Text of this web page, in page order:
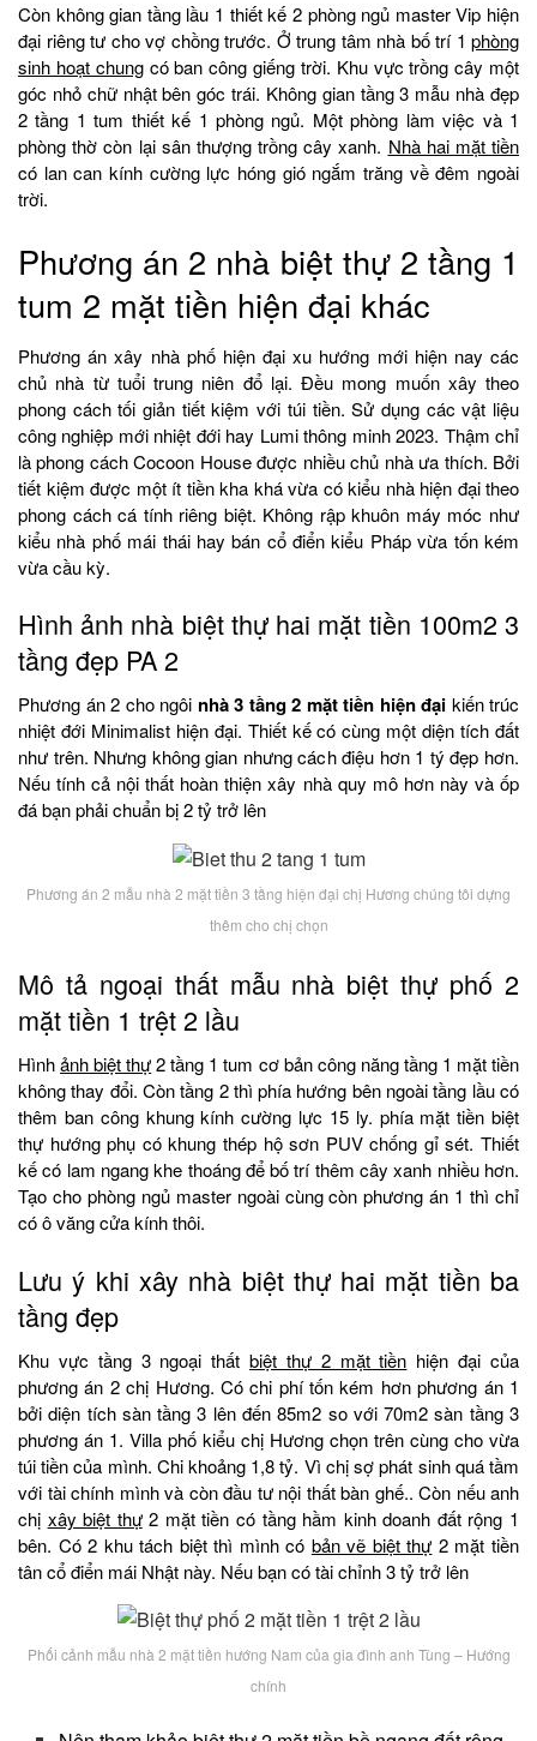
Còn không gian tầng lầu 1 thiết kế 2 phòng ngủ master Vip hiện
đại riêng tư cho vợ chồng trước. Ở trung tâm nhà bố trí 1 phòng
sinh hoạt chungcó ban công giếng trời. Khu vực trồng cây một
góc nhỏ chữ nhật bên góc trái. Không gian tầng 3 mẫu nhà đẹp
2 tầng 1 tum thiết kế 1 phòng ngủ. Một phòng làm việc và 1
phòng thờ còn lại sân thượng trồng cây xanh. Nhà hai mặt tiền
có lan can kính cường lực hóng gió ngắm trăng về đêm ngoài
trời.
Phương án 2 nhà biệt thự 2 tầng 1
tum 2 mặt tiền hiện đại khác
Phương án xây nhà phố hiện đại xu hướng mới hiện nay các
chủ nhà từ tuổi trung niên đổ lại. Đều mong muốn xây theo
phong cách tối giản tiết kiệm với túi tiền. Sử dụng các vật liệu
công nghiệp mới nhiệt đới hay Lumi thông minh 2023. Thậm chỉ
là phong cách Cocoon House được nhiều chủ nhà ưa thích. Bởi
tiết kiệm được một ít tiền kha khá vừa có kiểu nhà hiện đại theo
phong cách cá tính riêng biệt. Không rập khuôn máy móc như
kiểu nhà phố mái thái hay bán cổ điển kiểu Pháp vừa tốn kém
vừa cầu kỳ.
Hình ảnh nhà biệt thự hai mặt tiền 100m2 3
tầng đẹp PA 2
Phương án 2 cho ngôi nhà 3 tầng 2 mặt tiền hiện đại kiến trúc
nhiệt đới Minimalist hiện đại. Thiết kế có cùng một diện tích đất
như trên. Nhưng không gian nhưng cách điệu hơn 1 tý đẹp hơn.
Nếu tính cả nội thất hoàn thiện xây nhà quy mô hơn này và ốp
đá bạn phải chuẩn bị 2 tỷ trở lên
Phương án 2 mẫu nhà 2 mặt tiền 3 tầng hiện đại chị Hương chúng tôi dựng
thêm cho chị chọn
Mô tả ngoại thất mẫu nhà biệt thự phố 2
mặt tiền 1 trệt 2 lầu
Hìnhảnh biệt thự2 tầng 1 tum cơ bản công năng tầng 1 mặt tiền
không thay đổi. Còn tầng 2 thì phía hướng bên ngoài tầng lầu có
thêm ban công khung kính cường lực 15 ly. phía mặt tiền biệt
thự hướng phụ có khung thép hộ sơn PUV chống gỉ sét. Thiết
kế có lam ngang khe thoáng để bố trí thêm cây xanh nhiều hơn.
Tạo cho phòng ngủ master ngoài cùng còn phương án 1 thì chỉ
có ô văng cửa kính thôi.
Lưu ý khi xây nhà biệt thự hai mặt tiền ba
tầng đẹp
Khu vực tầng 3 ngoại thấtbiệt thự 2 mặt tiền hiện đại của
phương án 2 chị Hương. Có chi phí tốn kém hơn phương án 1
bởi diện tích sàn tầng 3 lên đến 85m2 so với 70m2 sàn tầng 3
phương án 1. Villa phố kiểu chị Hương chọn trên cùng cho vừa
túi tiền của mình. Chi khoảng 1,8 tỷ. Vì chị sợ phát sinh quá tầm
với tài chính mình và còn đầu tư nội thất bàn ghế.. Còn nếu anh
chị xây biệt thự2 mặt tiền có tầng hầm kinh doanh đất rộng 1
bên. Có 2 khu tách biệt thì mình có bản vẽ biệt thự 2 mặt tiền
tân cổ điển mái Nhật này. Nếu bạn có tài chỉnh 3 tỷ trở lên
Phối cảnh mẫu nhà 2 mặt tiền hướng Nam của gia đình anh Tùng – Hướng
chính